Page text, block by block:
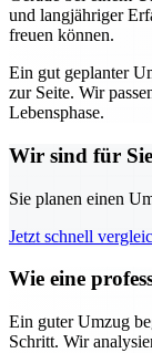
und langjähriger
freuen können.
Ein gut geplanter
zur Seite. Wir
Lebensphase.
Wir sind für
Sie planen einen
Jetzt schnell
Wie eine
Ein guter Umzug
Schritt. Wir